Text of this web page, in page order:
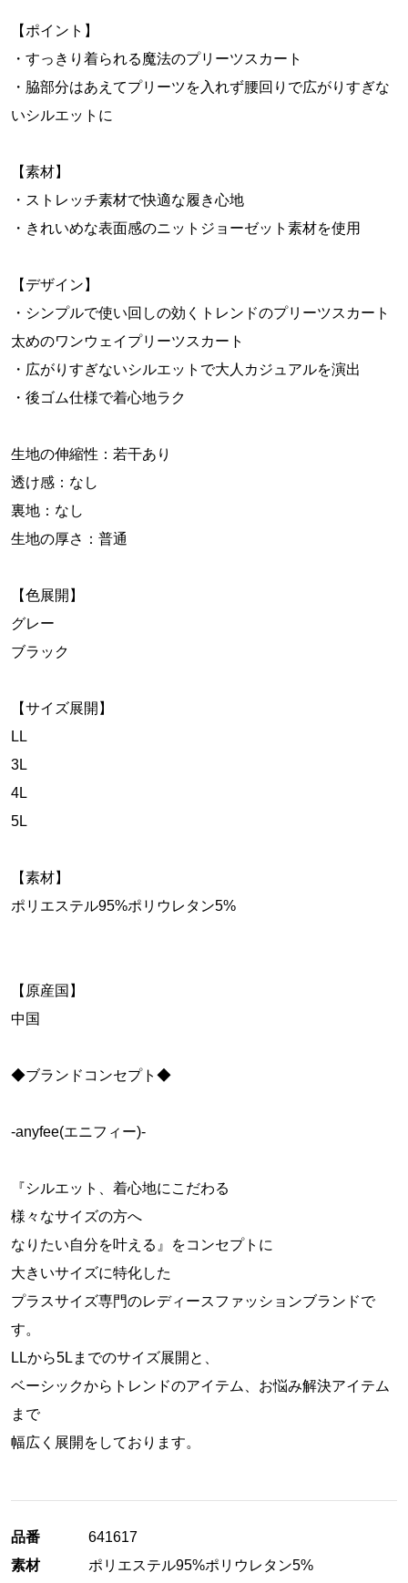
【ポイント】
・すっきり着られる魔法のプリーツスカート
・脇部分はあえてプリーツを入れず腰回りで広がりすぎな
いシルエットに
【素材】
・ストレッチ素材で快適な履き心地
・きれいめな表面感のニットジョーゼット素材を使用
【デザイン】
・シンプルで使い回しの効くトレンドのプリーツスカート
太めのワンウェイプリーツスカート
・広がりすぎないシルエットで大人カジュアルを演出
・後ゴム仕様で着心地ラク
生地の伸縮性：若干あり
透け感：なし
裏地：なし
生地の厚さ：普通
【色展開】
グレー
ブラック
【サイズ展開】
LL
3L
4L
5L
【素材】
ポリエステル95%ポリウレタン5%
【原産国】
中国
◆ブランドコンセプト◆
-anyfee(エニフィー)-
『シルエット、着心地にこだわる
様々なサイズの方へ
なりたい自分を叶える』をコンセプトに
大きいサイズに特化した
プラスサイズ専門のレディースファッションブランドで
す。
LLから5Lまでのサイズ展開と、
ベーシックからトレンドのアイテム、お悩み解決アイテム
まで
幅広く展開をしております。
品番
641617
素材
ポリエステル95%ポリウレタン5%